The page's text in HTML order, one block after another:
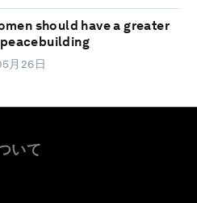
should have a greater
月26日
いて